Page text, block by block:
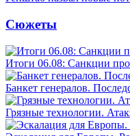
Сюжеты
Итоги 06.08: Санкции
Банкет генералов.
Грязные технологии.